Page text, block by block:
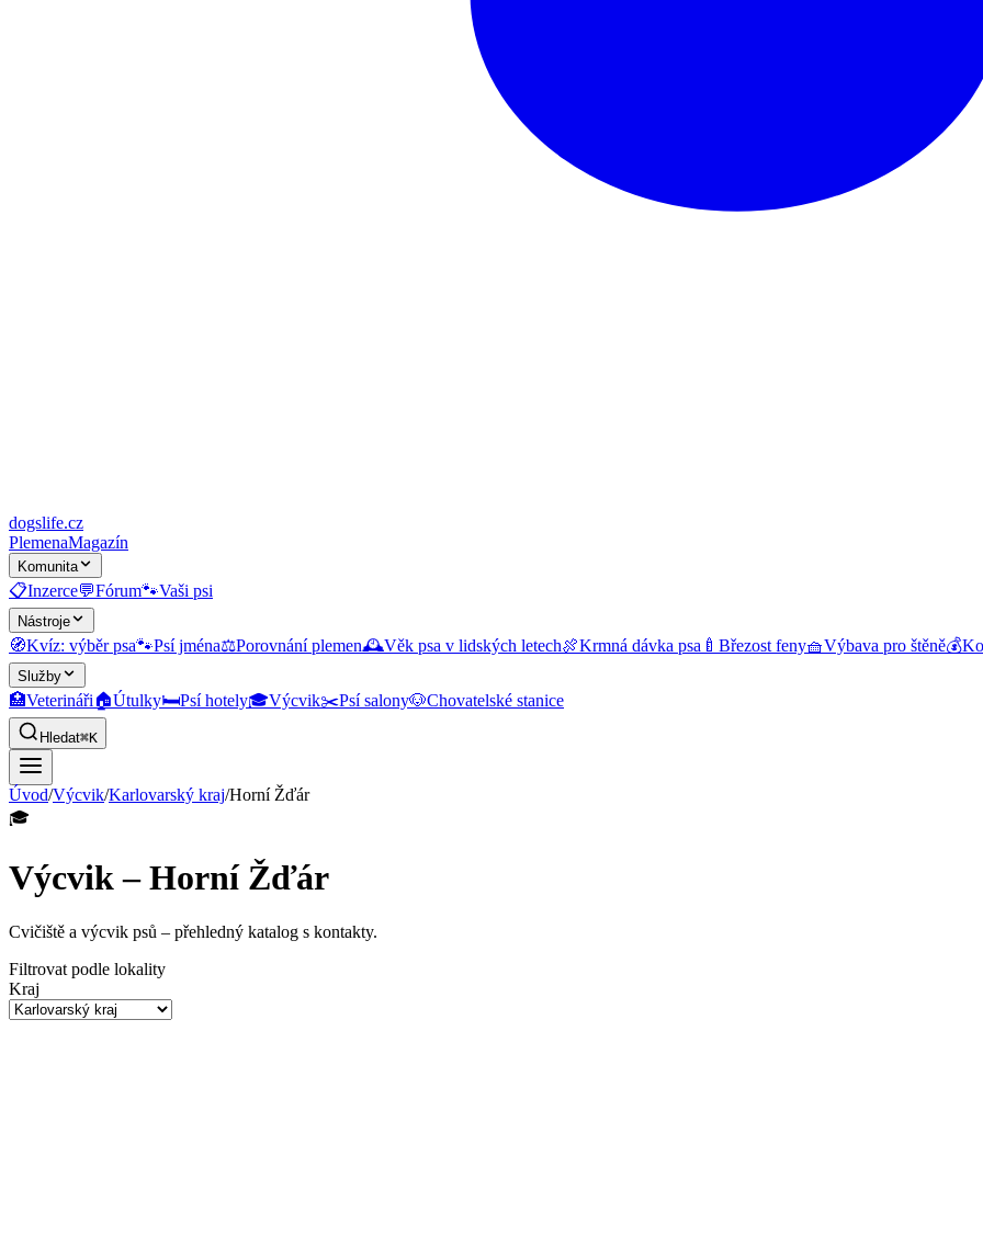
dogslife.cz
PlemenaMagazín
Komunita
📋Inzerce💬Fórum🐾Vaši psi
Nástroje
🧭Kvíz: výběr psa🐾Psí jména⚖️Porovnání plemen🕰️Věk psa v lidských letech🍖Krmná dávka psa 🍼 Březost feny🧺Výbava pro štěně💰
Služby
🏥Veterináři🏠Útulky🛏️Psí hotely🎓Výcvik✂️Psí salony🐶Chovatelské stanice
Hledat⌘K
Úvod/Výcvik/Karlovarský kraj/Horní Žďár
🎓
Výcvik – Horní Žďár
Cvičiště a výcvik psů – přehledný katalog s kontakty.
Filtrovat podle lokality
Kraj